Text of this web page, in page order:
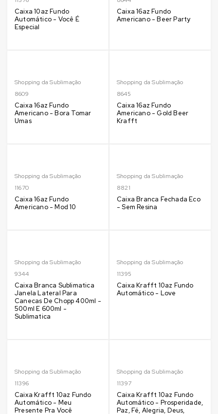
Caixa 10az Fundo
Automático - Você É
Especial
Caixa 16az Fundo
Americano - Beer Party
Shopping da Sublimação
8609
Caixa 16az Fundo
Americano - Bora Tomar
Umas
Shopping da Sublimação
8645
Caixa 16az Fundo
Americano - Gold Beer
Krafft
Shopping da Sublimação
11670
Caixa 16az Fundo
Americano - Mod 10
Shopping da Sublimação
8821
Caixa Branca Fechada Eco
- Sem Resina
Shopping da Sublimação
9344
Caixa Branca Sublimatica
Janela Lateral Para
Canecas De Chopp 400ml -
500ml E 600ml -
Sublimatica
Shopping da Sublimação
11395
Caixa Krafft 10az Fundo
Automático - Love
Shopping da Sublimação
11396
Caixa Krafft 10az Fundo
Automático - Meu
Presente Pra Você
Shopping da Sublimação
11397
Caixa Krafft 10az Fundo
Automático - Prosperidade,
Paz, Fé, Alegria, Deus,